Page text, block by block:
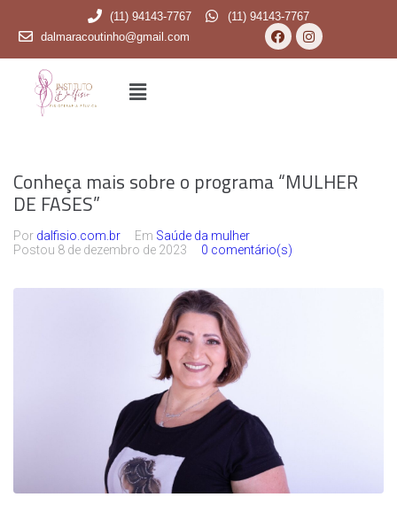
(11) 94143-7767
(11) 94143-7767
dalmaracoutinho@gmail.com
Conheça mais sobre o programa “MULHER
DE FASES”
Por dalfisio.com.br Em Saúde da mulher
Postou 8 de dezembro de 2023 0 comentário(s)